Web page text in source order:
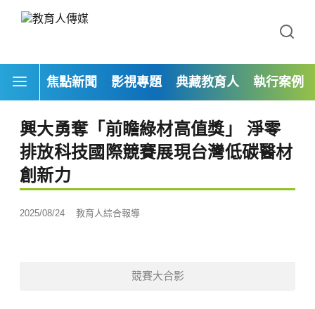
焦點新聞 影視專題 典藏教育人 執行案例
興大勇奪「前瞻綠材高值獎」 淨零
排放科技國際競賽展現台灣低碳醫材
創新力
2025/08/24 教育人綜合報導
競賽大合影